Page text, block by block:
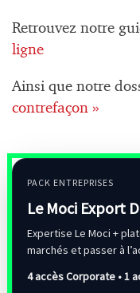
Retrouvez notre
ligne
Ainsi que notre
contrefaçon »
PACK ENTREPRISES
Le Moci Export
Expertise Le Moci +
marchés et passer à
4 accès Corporate • 1